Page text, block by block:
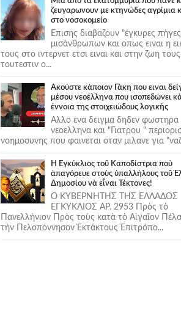
ζευγαρωνουν με κτηνώδες αγρίμια
στο νοσοκομείο
Επισης διαβαζουν "έγκυρες
μισάνθρωπων και οπως ειναι η
τους στο ιντερνετ ετσι ειναι και στην ζωη
τουτεστιν ο...
Ακούστε κάποιον Γάκη που ειναι
μέσου νεοέλληνα που ισοπεδώνει
έννοια της στοιχειώδους λογικής
Αλλο ενα δειγμα δηδεν φωστηρα
νεοελληνα και "Γιατρου "
νοημοσυνης που φαινεται οταν μιλανε για
Ἡ Ἐγκύκλιος τοῦ Καποδίστρια ποὺ
ἀπαγόρευε στοὺς ὑπαλλήλους τοῦ
Δημοσίου νὰ εἶναι Τέκτονες!
Ο ΚΥΒΕΡΝΗΤΗΣ ΤΗΣ ΕΛΛΑΔΟΣ
ΕΓΚΥΚΛΙΟΣ ΑΡ. 2953 Πρὸς τὸ
Πανελλήνιον Πρὸς τοὺς κατὰ τὸ Αἰγαῖον
τὴν Πελοπόννησον Ἐκτάκτους Ἐπιτρόπο...